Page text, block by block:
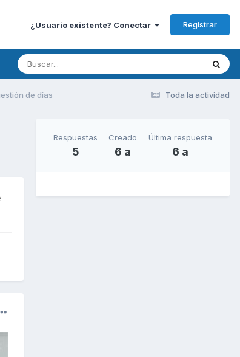
¿Usuario existente? Conectar Registrar
Toda la actividad
de días
Respuestas
5
Creado
6 a
Última respuesta
6 a